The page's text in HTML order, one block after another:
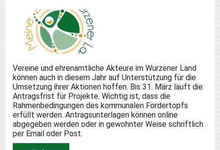
Vereine und ehrenamtliche Akteure im Wurzener Land
können auch in diesem Jahr auf Unterstützung für die
Umsetzung ihrer Aktionen hoffen. Bis 31. März läuft die
Antragsfrist für Projekte. Wichtig ist, dass die
Rahmenbedingungen des kommunalen Fördertopfs
erfüllt werden. Antragsunterlagen können online
abgegeben werden oder in gewohnter Weise schriftlich
per Email oder Post.